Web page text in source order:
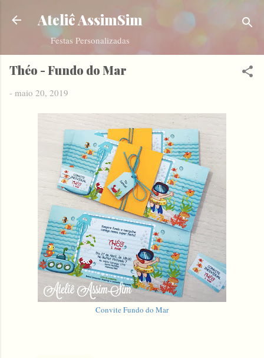
Pular para o conteúdo principal
Ateliê AssimSim
Festas Personalizadas
Théo - Fundo do Mar
- maio 20, 2019
Convite Fundo do Mar